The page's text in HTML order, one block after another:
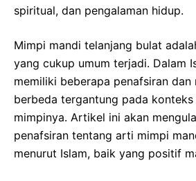
spiritual, dan pengalaman hidup.
Mimpi mandi telanjang bulat
yang cukup umum terjadi. Dalam
memiliki beberapa penafsiran dan
berbeda tergantung pada
mimpinya. Artikel ini akan
penafsiran tentang arti mimpi
menurut Islam, baik yang positif